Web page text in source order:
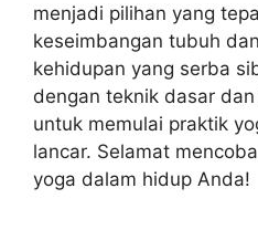
menjadi pilihan yang
keseimbangan tubuh
kehidupan yang serba
dengan teknik dasar
untuk memulai praktik
lancar. Selamat
yoga dalam hidup Anda!